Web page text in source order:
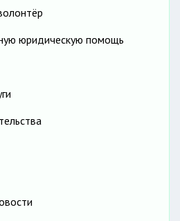
юридическую помощь